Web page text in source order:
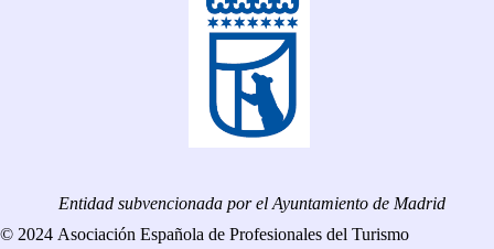
Entidad subvencionada por el Ayuntamiento de Madrid
© 2024 Asociación Española de Profesionales del Turismo